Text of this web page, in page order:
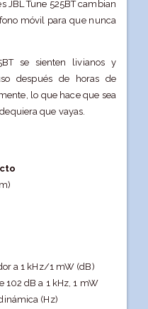
JBL Tune 525BT cambian
móvil para que nunca
se sienten livianos y
después de horas de
lo que hace que sea
que vayas.
a 1 kHz/1 mW (dB)
102 dB a 1 kHz, 1 mW
(Hz)